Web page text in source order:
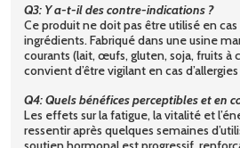
Q3: Y a-t-il des contre-indications ?
Ce produit ne doit pas être utilisé en cas
ingrédients. Fabriqué dans une usine
courants (lait, œufs, gluten, soja, fruits à
convient d’être vigilant en cas
Q4: Quels bénéfices perceptibles et en
Les effets sur la fatigue, la vitalité et
ressentir après quelques semaines